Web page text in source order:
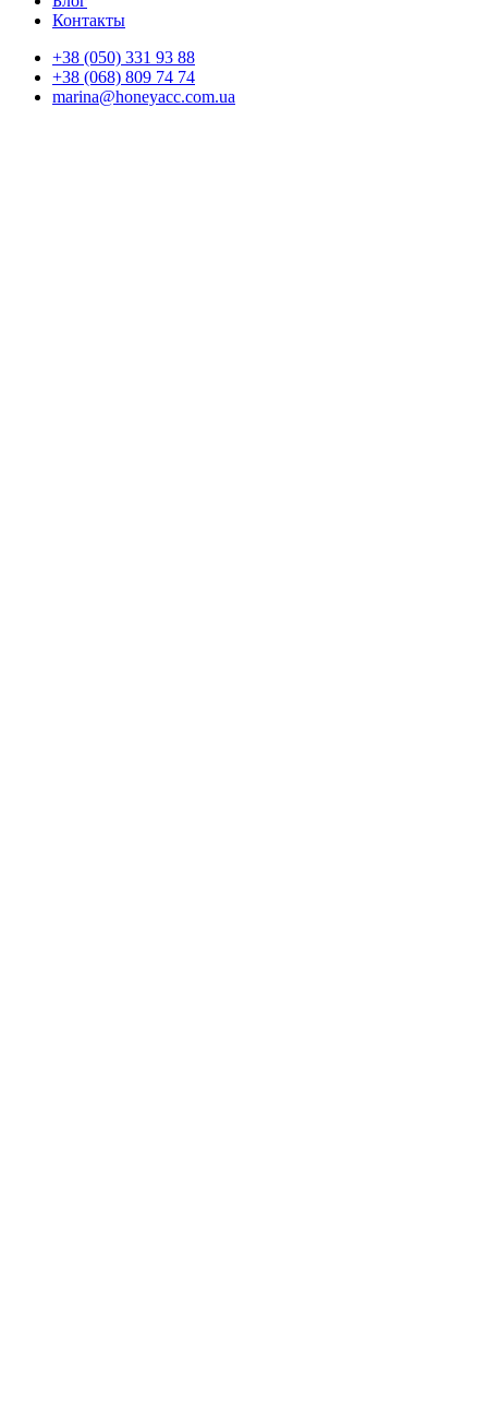
Контакты
+38 (050) 331 93 88
+38 (068) 809 74 74
marina@honeyacc.com.ua